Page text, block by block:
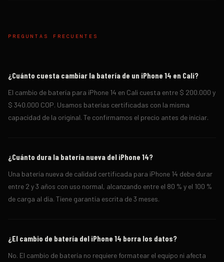
PREGUNTAS FRECUENTES
¿Cuánto cuesta cambiar la batería de un iPhone 14 en Cali?
El cambio de batería para iPhone 14 en Cali cuesta entre $ 200.000 y
$ 340.000 COP. Usamos baterías certificadas con la misma
capacidad de la original. Te confirmamos el precio antes de iniciar.
¿Cuánto dura la batería nueva del iPhone 14?
Una batería nueva de calidad certificada para iPhone 14 debe durar
entre 2 y 3 años con uso normal, alcanzando entre el 80 % y el 100 %
de carga al día. Tiene garantía escrita de 3 meses.
¿El cambio de batería del iPhone 14 borra los datos?
No. El cambio de batería no requiere formatear el equipo ni afecta